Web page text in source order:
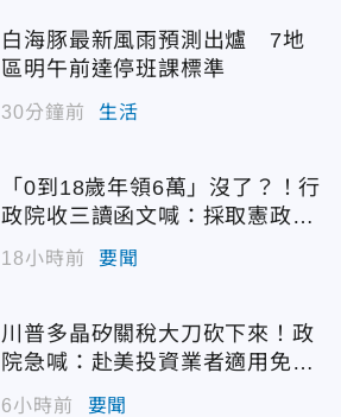
白海豚最新風雨預測出爐 7地
區明午前達停班課標準
30分鐘前 生活
「0到18歲年領6萬」沒了？！行
政院收三讀函文喊：採取憲政作
18小時前 要聞
川普多晶矽關稅大刀砍下來！政
院急喊：赴美投資業者適用免稅
配額
6小時前 要聞